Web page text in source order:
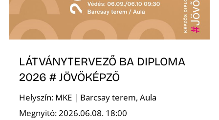
LÁTVÁNYTERVEZŐ BA DIPLOMA
2026 # JÖVŐKÉPZŐ
Helyszín: MKE | Barcsay terem, Aula
Megnyitó: 2026.06.08. 18:00